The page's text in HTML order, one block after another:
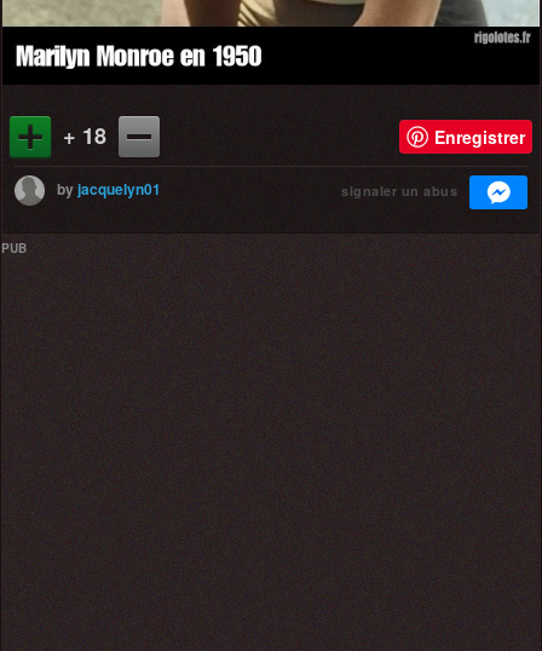
+ 18 Enregistrer
byjacquelyn01 signaler un abus
PUB